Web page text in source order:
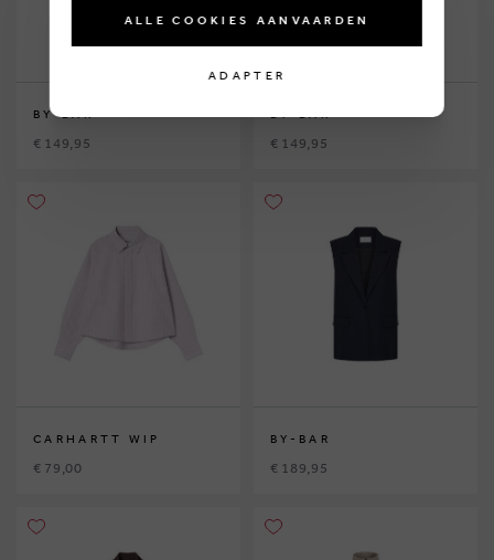
BY-BAR
€ 149,95
BY-BAR
€ 149,95
CARHARTT WIP
€ 79,00
BY-BAR
€ 189,95
ALLE COOKIES AANVAARDEN
ADAPTER